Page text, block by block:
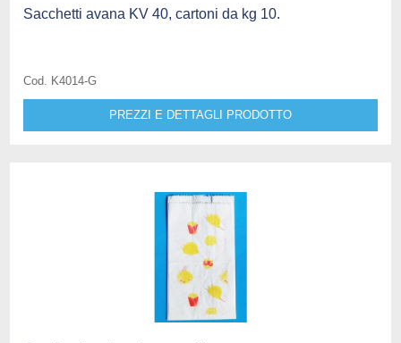
Sacchetti avana KV 40, cartoni da kg 10.
Cod. K4014-G
PREZZI E DETTAGLI PRODOTTO